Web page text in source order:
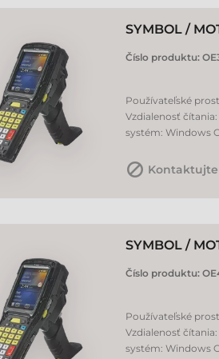
SYMBOL /
Číslo produktu:
Používateľské
Vzdialenosť
systém: Windows
SYMBOL /
Číslo produktu:
Používateľské
Vzdialenosť
systém: Windows